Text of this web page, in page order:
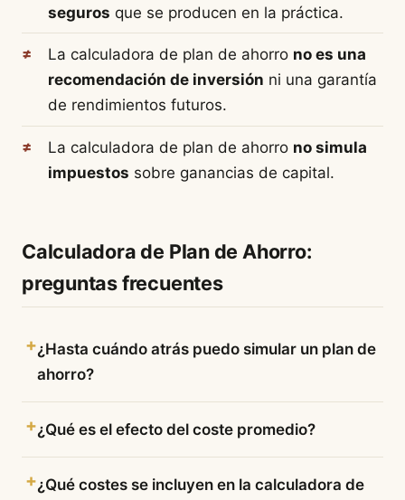
seguros que se producen en la práctica.
La calculadora de plan de ahorro no es una
recomendación de inversión ni una garantía
de rendimientos futuros.
La calculadora de plan de ahorro no simula
impuestos sobre ganancias de capital.
Calculadora de Plan de Ahorro:
preguntas frecuentes
¿Hasta cuándo atrás puedo simular un plan de
ahorro?
¿Qué es el efecto del coste promedio?
¿Qué costes se incluyen en la calculadora de